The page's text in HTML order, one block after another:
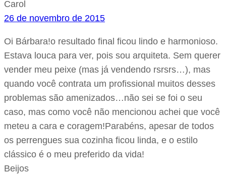
Carol
26 de novembro de 2015
Oi Bárbara!o resultado final ficou lindo e harmonioso.
Estava louca para ver, pois sou arquiteta. Sem querer
vender meu peixe (mas já vendendo rsrsrs…), mas
quando você contrata um profissional muitos desses
problemas são amenizados…não sei se foi o seu
caso, mas como você não mencionou achei que você
meteu a cara e coragem!Parabéns, apesar de todos
os perrengues sua cozinha ficou linda, e o estilo
clássico é o meu preferido da vida!
Beijos